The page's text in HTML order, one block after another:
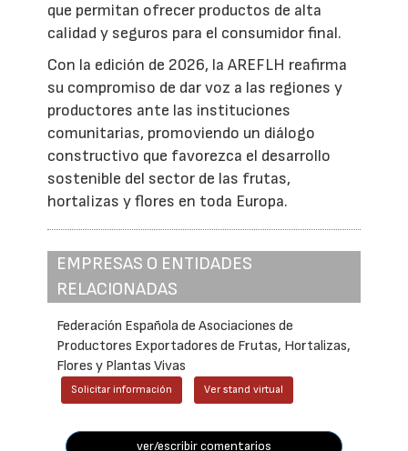
que permitan ofrecer productos de alta
calidad y seguros para el consumidor final.
Con la edición de 2026, la AREFLH reafirma
su compromiso de dar voz a las regiones y
productores ante las instituciones
comunitarias, promoviendo un diálogo
constructivo que favorezca el desarrollo
sostenible del sector de las frutas,
hortalizas y flores en toda Europa.
EMPRESAS O ENTIDADES
RELACIONADAS
Federación Española de Asociaciones de
Productores Exportadores de Frutas, Hortalizas,
Flores y Plantas Vivas
Solicitar información Ver stand virtual
ver/escribir comentarios